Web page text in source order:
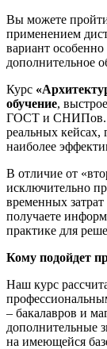
Вы можете
применением
вариант особенно
дополнительное
Курс
обучение,
ГОСТ и СНИПов.
реальных кейсах,
наиболее
В отличие от
исключительно
временных
получаете
практике для
Кому подойдет
Наш курс
– бакалавров и
дополнительные
на имеющейся